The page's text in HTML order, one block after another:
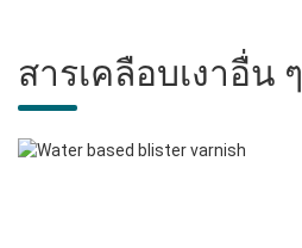
สารเคลือบเงาอื่น ๆ